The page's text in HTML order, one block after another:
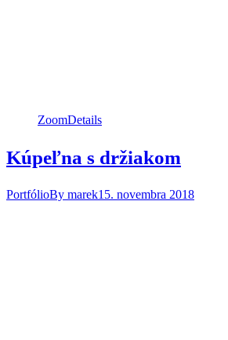
ZoomDetails
Kúpeľna s držiakom
PortfólioBy marek15. novembra 2018